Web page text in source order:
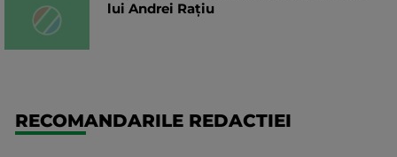
lui Andrei Rațiu
RECOMANDARILE REDACTIEI